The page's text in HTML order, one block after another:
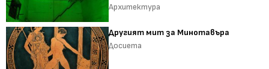
Архитектура
Другият мит за Минотавъра
Досиета